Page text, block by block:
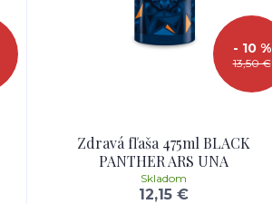
13,50 €
- 10 %
Zdravá fľaša 475ml BLACK
PANTHER ARS UNA
12,15 €
Skladom